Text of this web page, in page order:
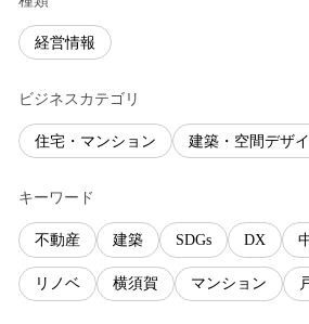
経営情報
ビジネスカテゴリ
住宅・マンション 建築・空間デザ
キーワード
不動産 建築 SDGs DX
リノベ 横須賀 マンション